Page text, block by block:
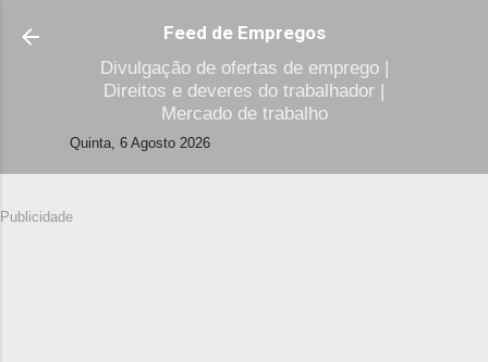
Avançar para o conteúdo principal
Feed de Empregos
Divulgação de ofertas de emprego |
Direitos e deveres do trabalhador |
Mercado de trabalho
Quinta, 6 Agosto 2026
Publicidade